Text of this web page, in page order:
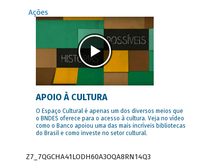
Ações
APOIO À CULTURA
O Espaço Cultural é apenas um dos diversos meios que
o BNDES oferece para o acesso à cultura. Veja no vídeo
como o Banco apoiou uma das mais incríveis bibliotecas
do Brasil e como investe no setor cultural.
Z7_7QGCHA41LODH60A3OQA8RN14Q3